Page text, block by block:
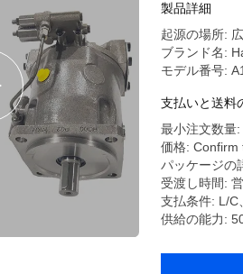
製品詳細
起源の場所:
ブランド名:
モデル番号:
支払いと送料
最小注文数量:
価格: Confirm
パッケージの
受渡し時間:
支払条件: L/C
供給の能力: